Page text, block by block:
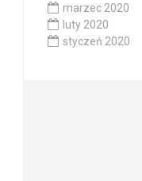
marzec 2020
luty 2020
styczeń 2020